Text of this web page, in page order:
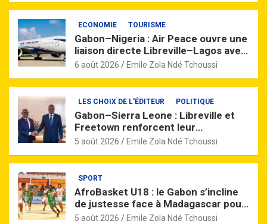
ECONOMIE TOURISME
Gabon–Nigeria : Air Peace ouvre une
liaison directe Libreville–Lagos avec
quatre vols par semaine
6 août 2026 Emile Zola Ndé Tchoussi
LES CHOIX DE L'ÉDITEUR POLITIQUE
Gabon–Sierra Leone : Libreville et
Freetown renforcent leur
partenariat à travers un vaste
5 août 2026 Emile Zola Ndé Tchoussi
SPORT
AfroBasket U18 : le Gabon s’incline
de justesse face à Madagascar pour
son entrée en lice
5 août 2026 Emile Zola Ndé Tchoussi